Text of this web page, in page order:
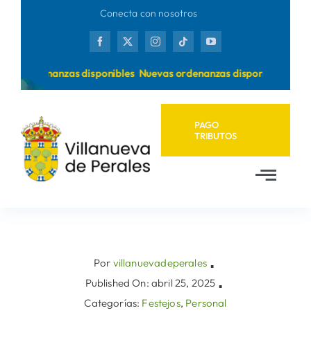
Conecta con nosotros
ordenanzas disponibles Nuevas ordenanzas disponibles
PAGO
TRIBUTOS
AyuntamientoPor villanuevadeperales ▪
Published On: abril 25, 2025 ▪
Categorías: Festejos, Personal